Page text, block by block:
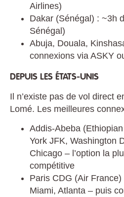
Airlines)
Dakar (Sénégal) : ~3h
Sénégal)
Abuja, Douala,
connexions via ASKY
DEPUIS LES ÉTATS-UNIS
Il n’existe pas de vol direct
Lomé. Les meilleures
Addis-Abeba
York JFK, Washington
Chicago – l’option la
compétitive
Paris CDG (Air
Miami, Atlanta – puis